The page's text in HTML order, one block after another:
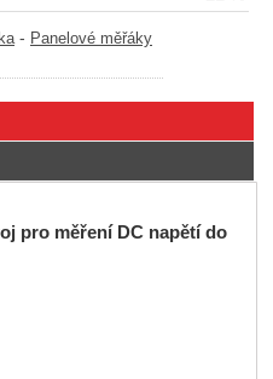
- Panelové měřáky
pro měření DC napětí do